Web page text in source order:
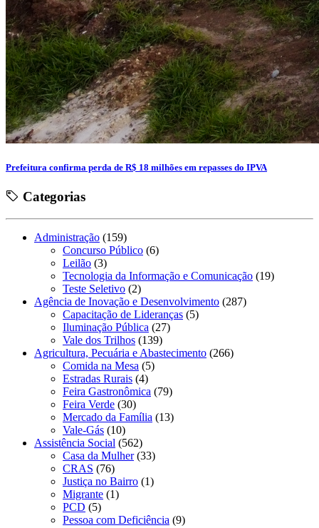
Prefeitura confirma perda de R$ 18 milhões em repasses do IPVA
Categorias
Administração (159)
Concurso Público (6)
Leilão (3)
Tecnologia da Informação e Comunicação (19)
Teste Seletivo (2)
Agência de Inovação e Desenvolvimento (287)
Capacitação de Lideranças (5)
Iluminação Pública (27)
Vale dos Trilhos (139)
Agricultura, Pecuária e Abastecimento (266)
Comida na Mesa (5)
Estradas Rurais (4)
Feira Gastronômica (79)
Feira Verde (30)
Mercado da Família (13)
Vale-Gás (10)
Assistência Social (562)
Casa da Mulher(33)
CRAS (76)
Justiça no Bairro (1)
Migrante (1)
PCD (5)
Pessoa com Deficiência (9)